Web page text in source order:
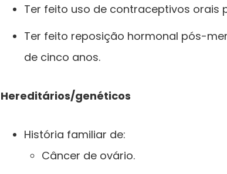
Ter feito uso de contraceptivos orais
Ter feito reposição hormonal pós-
de cinco anos.
Hereditários/genéticos
História familiar de:
Câncer de ovário.